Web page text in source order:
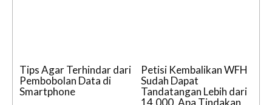
Tips Agar Terhindar dari
Pembobolan Data di
Smartphone
Petisi Kembalikan WFH
Sudah Dapat
Tandatangan Lebih dari
14.000, Apa Tindakan